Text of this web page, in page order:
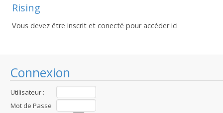
Connexion
Utilisateur :
Mot de Passe
Rising
Vous devez être inscrit et conecté pour accéder ici